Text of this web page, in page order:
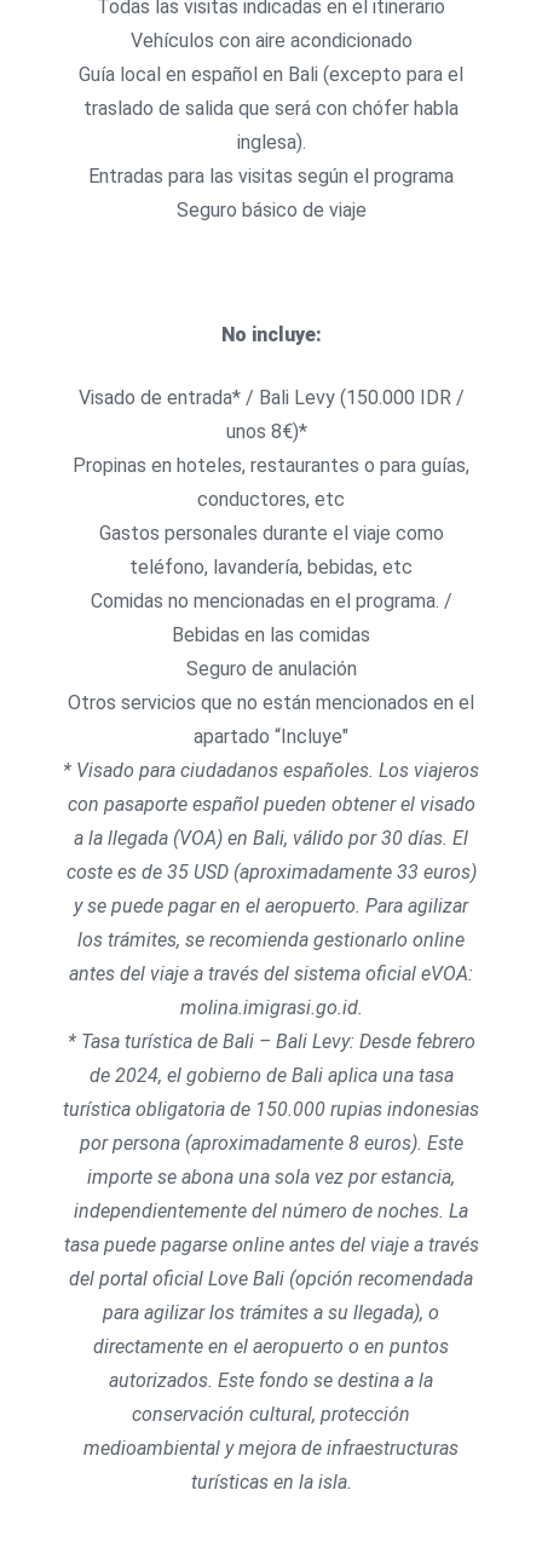
Todas las visitas indicadas en el itinerario
Vehículos con aire acondicionado
Guía local en español en Bali (excepto para el
traslado de salida que será con chófer habla
inglesa).
Entradas para las visitas según el programa
Seguro básico de viaje
No incluye:
Visado de entrada* / Bali Levy (150.000 IDR /
unos 8€)*
Propinas en hoteles, restaurantes o para guías,
conductores, etc
Gastos personales durante el viaje como
teléfono, lavandería, bebidas, etc
Comidas no mencionadas en el programa. /
Bebidas en las comidas
Seguro de anulación
Otros servicios que no están mencionados en el
apartado “Incluye"
* Visado para ciudadanos españoles. Los viajeros
con pasaporte español pueden obtener el visado
a la llegada (VOA) en Bali, válido por 30 días. El
coste es de 35 USD (aproximadamente 33 euros)
y se puede pagar en el aeropuerto. Para agilizar
los trámites, se recomienda gestionarlo online
antes del viaje a través del sistema oficial eVOA:
molina.imigrasi.go.id.
* Tasa turística de Bali – Bali Levy: Desde febrero
de 2024, el gobierno de Bali aplica una tasa
turística obligatoria de 150.000 rupias indonesias
por persona (aproximadamente 8 euros). Este
importe se abona una sola vez por estancia,
independientemente del número de noches. La
tasa puede pagarse online antes del viaje a través
del portal oficial Love Bali (opción recomendada
para agilizar los trámites a su llegada), o
directamente en el aeropuerto o en puntos
autorizados. Este fondo se destina a la
conservación cultural, protección
medioambiental y mejora de infraestructuras
turísticas en la isla.